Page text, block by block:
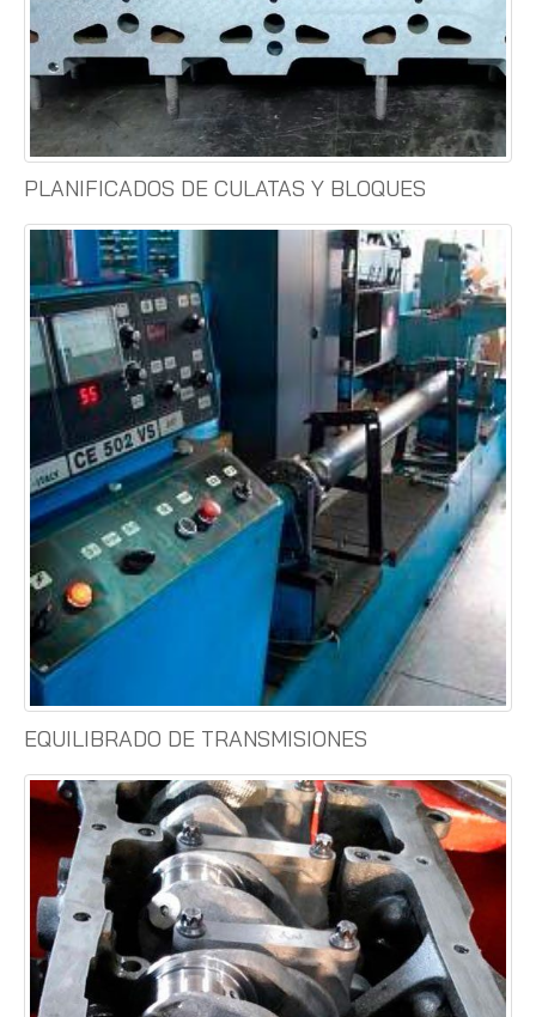
PLANIFICADOS DE CULATAS Y BLOQUES
EQUILIBRADO DE TRANSMISIONES